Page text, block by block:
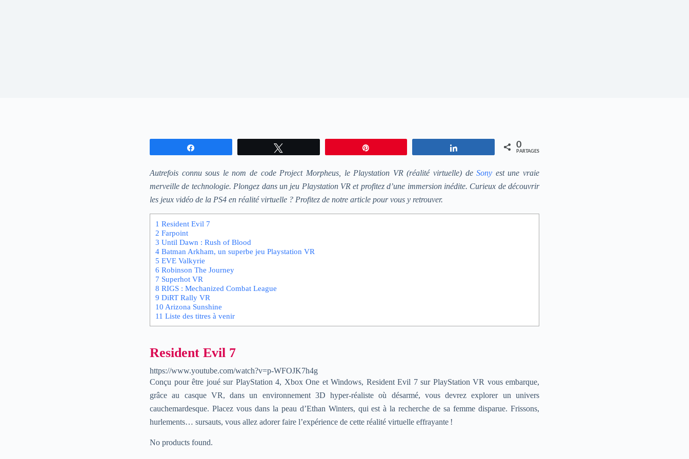
0
PARTAGES
Autrefois connu sous le nom de code Project Morpheus, le Playstation VR (réalité virtuelle) deSony est une vraie
merveille de technologie. Plongez dans un jeu Playstation VR et profitez d’une immersion inédite. Curieux de découvrir
les jeux vidéo de la PS4 en réalité virtuelle ? Profitez de notre article pour vous y retrouver.
1 Resident Evil 7
2 Farpoint
3 Until Dawn : Rush of Blood
4 Batman Arkham, un superbe jeu Playstation VR
5 EVE Valkyrie
6 Robinson The Journey
7 Superhot VR
8 RIGS : Mechanized Combat League
9 DiRT Rally VR
10 Arizona Sunshine
11 Liste des titres à venir
Resident Evil 7
https://www.youtube.com/watch?v=p-WFOJK7h4g
Conçu pour être joué sur PlayStation 4, Xbox One et Windows, Resident Evil 7 sur PlayStation VR vous embarque,
grâce au casque VR, dans un environnement 3D hyper-réaliste où désarmé, vous devrez explorer un univers
cauchemardesque. Placez vous dans la peau d’Ethan Winters, qui est à la recherche de sa femme disparue. Frissons,
hurlements… sursauts, vous allez adorer faire l’expérience de cette réalité virtuelle effrayante !
No products found.